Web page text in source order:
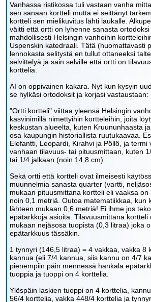
Vanhassa ristikossa tuli vastaan vanha
sen sanaan kortteli mutta ei seittänyt
kortteli sen mielikuvitus lähti laukalle.
väitti että ortti on lyhenne sanasta
mahdollisesti Helsingin vanhoihin
Uspenskin katedraali. Tätä (huomattavasti
lennokasta selitystä en tullut ottaneeksi
selvittelyä ja sain selville että ortti on
korttelia.
AI on oppivainen kakara. Nyt kun kysyin
se hylkäsi ortodoksit ja korjasi vastaustaan:
"Ortti kortteli" viittaa yleensä Helsingin
kasvinimillä nimettyihin kortteleihin, joita
keskustan alueelta, kuten Kruununhaasta
osa kaupungin historiallista ruutukaavaa.
Elefantti, Leopardi, Kirahvi ja Pöllö, ja termi
vanhaan tilavuus- tai pituusmittaan, kuten
tai 1/4 jalkaan (noin 14,8 cm).
Sekä ortti että kortteli ovat ilmeisesti
muunnelmia sanasta quarter (vartti,
mukaan pituusmittana kortteli eli vaaksa on
noin 0,1 metriä. Outoa matematiikkaa, kun
lähteen mukaan 0,6 metriä! Ei ihme jos
epätarkkoja asioita. Tilavuusmittana kortteli
mukaan nejäsosa tuopista (0,3 litraa) joka
epätarkkuus tässäkin.
1 tynnyri (146,5 litraa) = 4 vakkaa, vakka 8
kannua (eli 7/4 kannua, siis kannu on 4/7
pienempiin päin mennessä hankala
tuoppia ja tuoppi on 4 korttelia.
Ylöspäin laskien tuoppi on 4 korttelia,
56/4 korttelia, vakka 448/4 korttelia ja